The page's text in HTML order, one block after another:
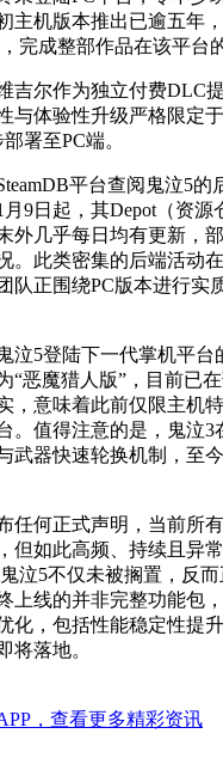
主机版本推出已逾五年
完成整部作品在该平台
吉尔作为独立付费DLC
与体验性升级严格限定于
署至PC端。
平台查阅鬼泣5的
月9日起，其Depot（资
外几乎每日均有更新，
。此类密集的后端活动
队正围绕PC版本进行实
泣5登陆下一代掌机平台
“恶魔猎人版”，目前已
，意味着此前仅限主机
。值得注意的是，鬼泣3
武器快速轮换机制，至
任何正式声明，当前所
但如此高频、持续且异
泣5不仅未被搁置，反
上线的并非完整功能包
化，包括性能稳定性提
将落地。
，查看更多精彩资讯